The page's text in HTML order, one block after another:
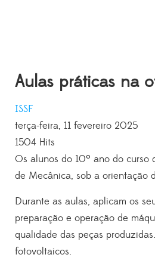
Aulas práticas na
ISSF
terça-feira, 11 fevereiro 2025
1504 Hits
Os alunos do 10º ano do curso
de Mecânica, sob a orientação
Durante as aulas, aplicam os
preparação e operação de
qualidade das peças
fotovoltaicos.